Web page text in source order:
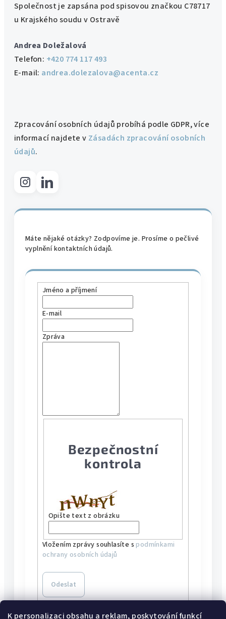
K personalizaci obsahu a reklam, poskytování funkcí
Společnost je zapsána pod spisovou značkou C78717
u Krajského soudu v Ostravě
Andrea Doležalová
Telefon: +420 774 117 493
E-mail: andrea.dolezalova@acenta.cz
Zpracování osobních údajů probíhá podle GDPR, více
informací najdete v Zásadách zpracování osobních
údajů.
Máte nějaké otázky? Zodpovíme je. Prosíme o pečlivé
vyplnění kontaktních údajů.
Jméno a příjmení
E-mail
Zpráva
Bezpečnostní
kontrola
Opište text z obrázku
Vložením zprávy souhlasíte spodmínkami
ochrany osobních údajů
Odeslat